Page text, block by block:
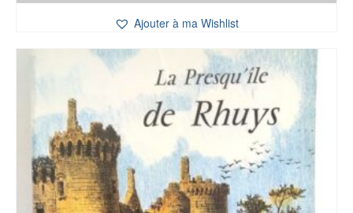
Ajouter à ma Wishlist